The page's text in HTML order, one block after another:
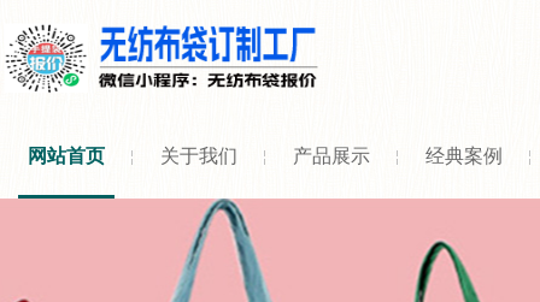
网站首页 关于我们 产品展示 经典案例